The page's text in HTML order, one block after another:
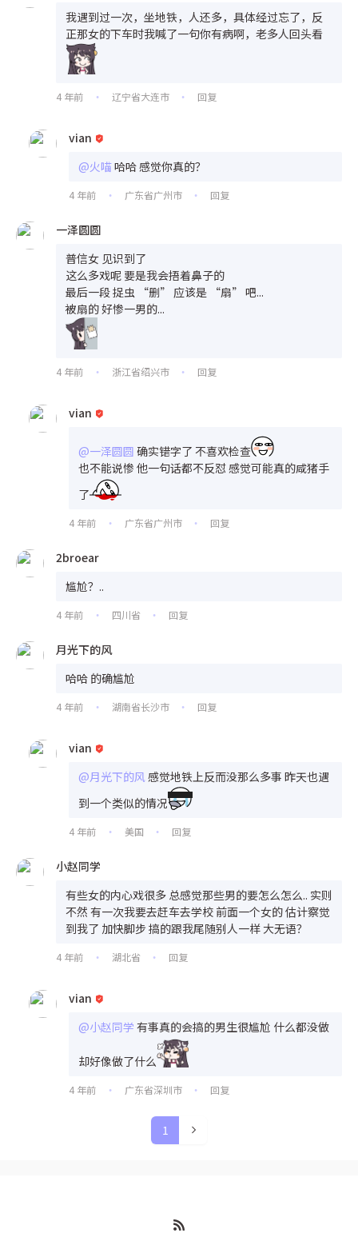
我遇到过一次，坐地铁，人还多，具体经过忘了，反
正那女的下车时我喊了一句你有病啊，老多人回头看
4 年前 • 辽宁省大连市 • 回复
vian
@火喵哈哈 感觉你真的？
4 年前 • 广东省广州市 • 回复
一泽圆圆
普信女 见识到了
这么多戏呢 要是我会捂着鼻子的
最后一段 捉虫 “删” 应该是 “扇” 吧...
被扇的 好惨一男的...
4 年前 • 浙江省绍兴市 • 回复
vian
@一泽圆圆 确实错字了 不喜欢检查
也不能说惨 他一句话都不反怼 感觉可能真的咸猪手
了
4 年前 • 广东省广州市 • 回复
2broear
尴尬？..
4 年前 • 四川省 • 回复
月光下的风
哈哈 的确尴尬
4 年前 • 湖南省长沙市 • 回复
vian
@月光下的风 感觉地铁上反而没那么多事 昨天也遇
到一个类似的情况
4 年前 • 美国 • 回复
小赵同学
有些女的内心戏很多 总感觉那些男的要怎么怎么.. 实则
不然 有一次我要去赶车去学校 前面一个女的 估计察觉
到我了 加快脚步 搞的跟我尾随别人一样 大无语？
4 年前 • 湖北省 • 回复
vian
@小赵同学 有事真的会搞的男生很尴尬 什么都没做
却好像做了什么
4 年前 • 广东省深圳市 • 回复
1